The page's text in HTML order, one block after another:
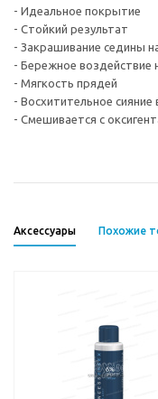
- Идеальное покрытие
- Стойкий результат
- Закрашивание седины
- Бережное воздействие
- Мягкость прядей
- Восхитительное сияние
- Смешивается с
Аксессуары Похожие